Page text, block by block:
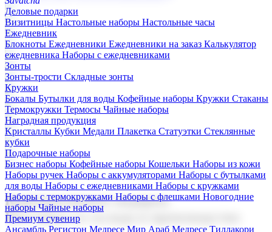
Деловые подарки
Визитницы Настольные наборы Настольные часы
Ежедневник
Блокноты Ежедневники Ежедневники на заказ Калькулятор
ежедневника Наборы с ежедневниками
Зонты
Зонты-трости Складные зонты
Кружки
Бокалы Бутылки для воды Кофейные наборы Кружки Стаканы
Термокружки Термосы Чайные наборы
Наградная продукция
Kристаллы Кубки Медали Плакетка Статуэтки Стеклянные
кубки
Подарочные наборы
Бизнес наборы Кофейные наборы Кошельки Наборы из кожи
Наборы ручек Наборы с аккумуляторами Наборы с бутылками
для воды Наборы с ежедневниками Наборы с кружками
Наборы с термокружками Наборы с флешками Новогодние
наборы Чайные наборы
Премиум сувенир
Ансамбль Регистон Медресе Мир Араб Медресе Тиллакори
Корпоративные подарки
Поставка со склада и производство